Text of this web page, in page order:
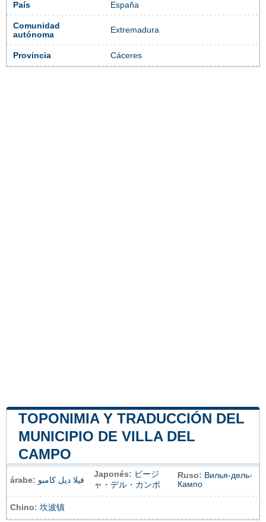
País España
Comunidad
autónoma
Extremadura
Provincia Cáceres
TOPONIMIA Y TRADUCCIÓN DEL
MUNICIPIO DE VILLA DEL
CAMPO
árabe: فيلا ديل كامبو
Japonés: ビージ
ャ・デル・カンポ
Ruso: Вилья-дель-
Кампо
Chino: 坎波镇